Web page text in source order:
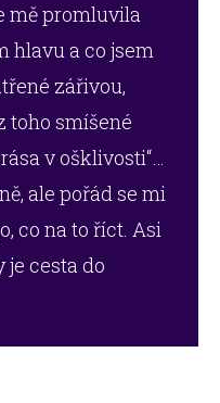
mě promluvila
hlavu a co jsem
zářivou,
toho smíšené
v ošklivosti“…
ale pořád se mi
co na to říct. Asi
je cesta do